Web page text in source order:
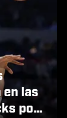
las
por